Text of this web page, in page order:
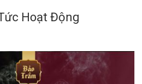
Hoạt Động